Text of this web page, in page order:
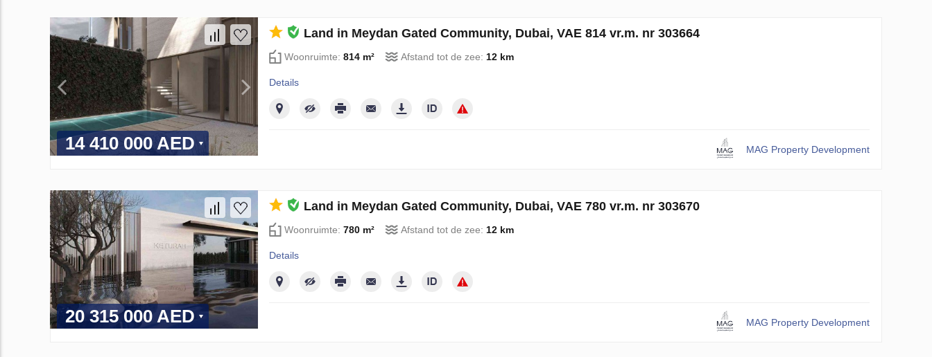
14 410 000 AED
Land in Meydan Gated Community, Dubai, VAE 814 vr.m. nr 303664
Woonruimte: 814 m² Afstand tot de zee: 12 km
Details
MAG Property Development
20 315 000 AED
Land in Meydan Gated Community, Dubai, VAE 780 vr.m. nr 303670
Woonruimte: 780 m² Afstand tot de zee: 12 km
Details
MAG Property Development